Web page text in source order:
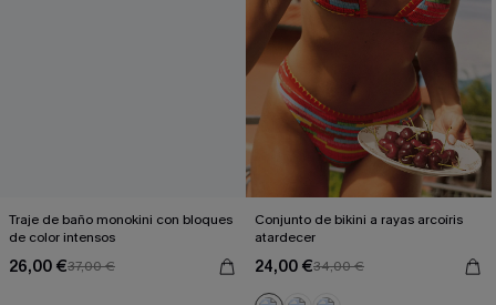
Traje de baño monokini con bloques
de color intensos
26,00 €37,00 €
Conjunto de bikini a rayas arcoíris
atardecer
24,00 €34,00 €